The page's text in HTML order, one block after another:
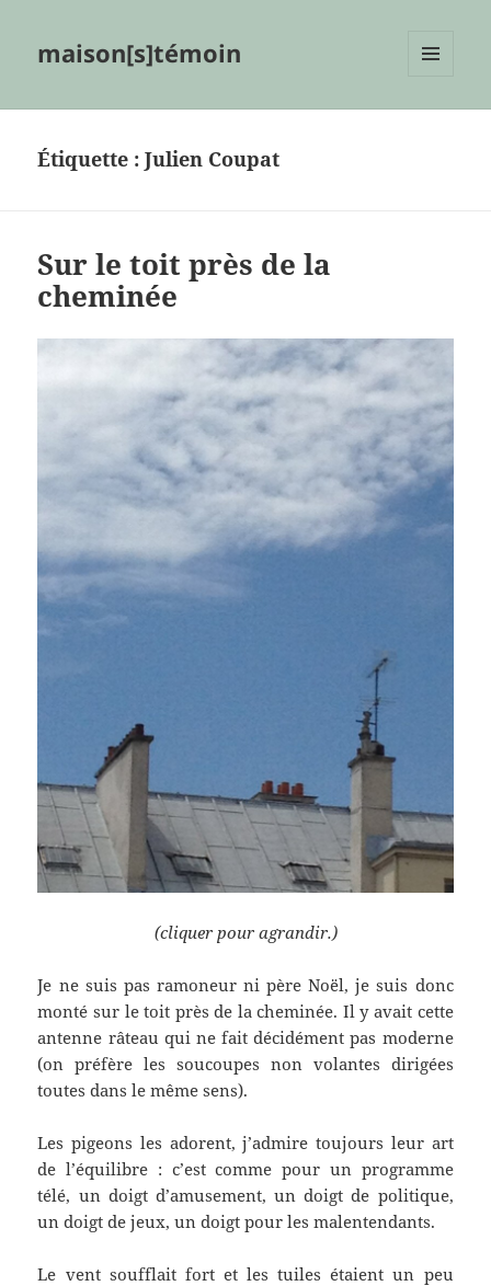
maison[s]témoin
Étiquette :Julien Coupat
Sur le toit près de la
cheminée
(cliquer pour agrandir.)
Je ne suis pas ramoneur ni père Noël, je suis donc
monté sur le toit près de la cheminée. Il y avait cette
antenne râteau qui ne fait décidément pas moderne
(on préfère les soucoupes non volantes dirigées
toutes dans le même sens).
Les pigeons les adorent, j’admire toujours leur art
de l’équilibre : c’est comme pour un programme
télé, un doigt d’amusement, un doigt de politique,
un doigt de jeux, un doigt pour les malentendants.
Le vent soufflait fort et les tuiles étaient un peu